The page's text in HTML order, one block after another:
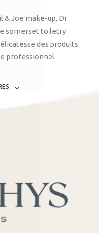
& Joe make-up, Dr
somerset toiletry
des produits
professionnel.